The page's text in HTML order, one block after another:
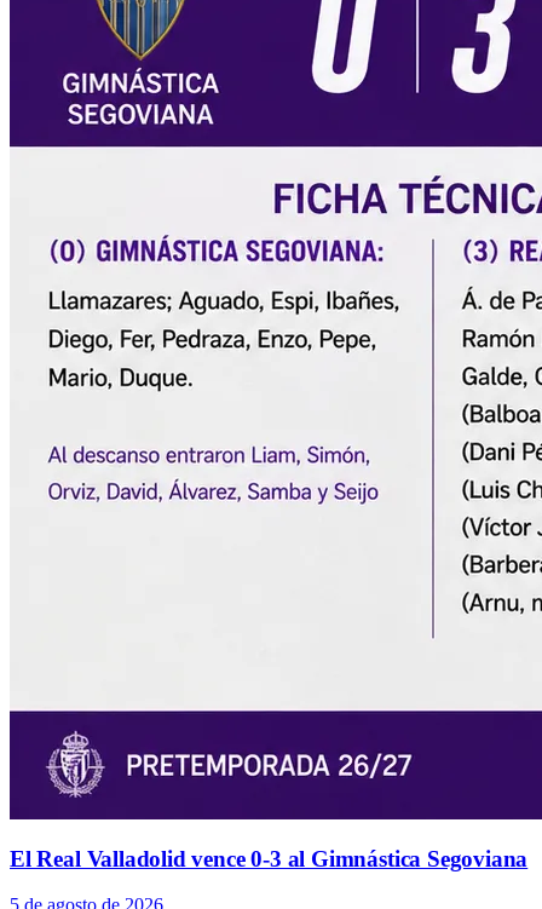
El Real Valladolid vence 0-3 al Gimnástica Segoviana
5 de agosto de 2026